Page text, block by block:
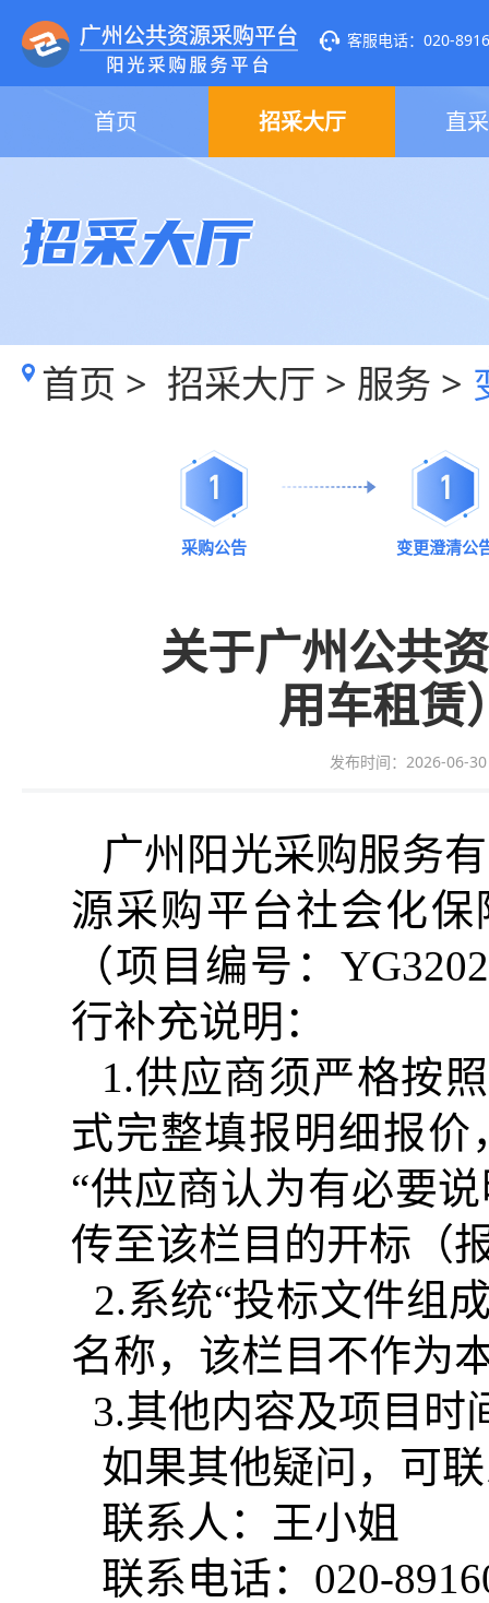
客服电话：020-
首页 招采大厅 直
招采大厅
首页 > 招采大厅 > 服务 >
1
采购公告
1
变更澄清公
关于广州公共
用车租赁
发布时间：2026-06-
广州阳光采购服务
源采购平台社会化
（项目编号：
行补充说明 ：
1.供应商须严格按
式完整填报明细报价
“供应商认为有必要
传至该栏目的开标（
2.系统“投标文件组
名称，该栏目不作为
3.其他内容及项目时
如果其他疑问，可
联系人： 王小姐
联系电话： 020-